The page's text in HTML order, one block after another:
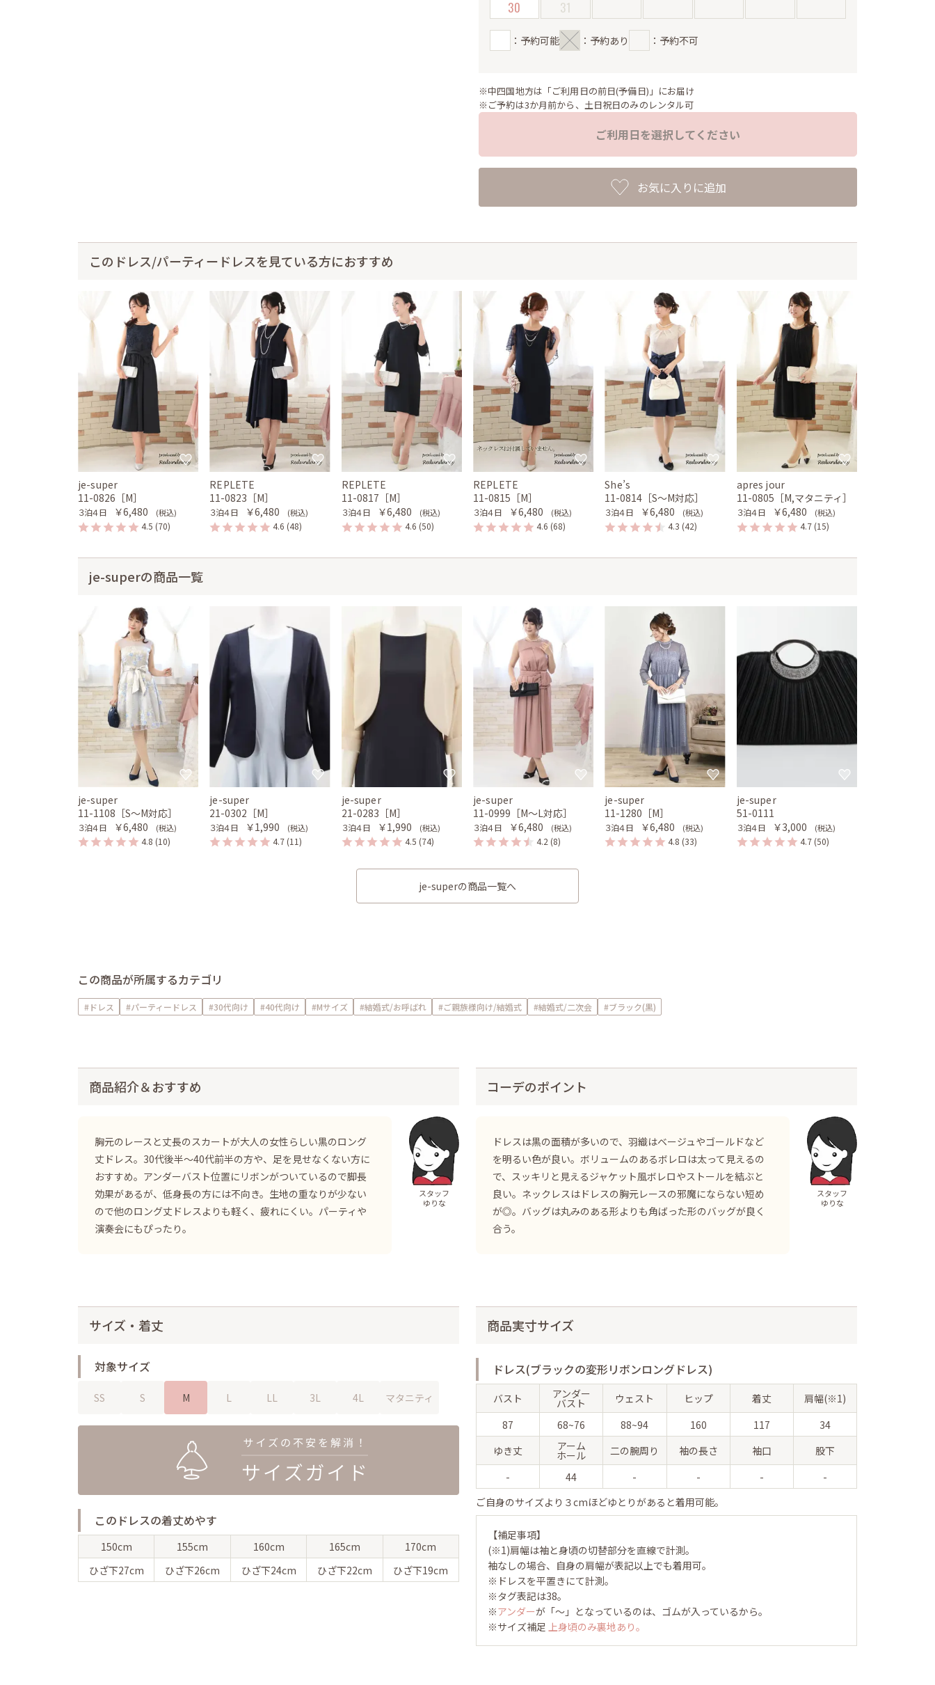
30
31
：予約可能 ：予約あり ：予約不可
※中四国地方は「ご利用日の前日(予備日)」にお届け
※ご予約は3か月前から、土日祝日のみのレンタル可
ご利用日を選択してください
お気に入りに追加
このドレス/パーティードレスを見ている方におすすめ
je-super
11-0826［M］
３泊４日 ￥6,480 (税込)
4.5 (70)
REPLETE
11-0823［M］
３泊４日 ￥6,480 (税込)
4.6 (48)
REPLETE
11-0817［M］
３泊４日 ￥6,480 (税込)
4.6 (50)
REPLETE
11-0815［M］
３泊４日 ￥6,480 (税込)
4.6 (68)
She’s
11-0814［S〜M対応］
３泊４日 ￥6,480 (税込)
4.3 (42)
apres jour
11-0805［M,マタニティ］
３泊４日 ￥6,480 (税込)
4.7 (15)
je-superの商品一覧
je-super
11-1108［S〜M対応］
３泊４日 ￥6,480 (税込)
4.8 (10)
je-super
21-0302［M］
３泊４日 ￥1,990 (税込)
4.7 (11)
je-super
21-0283［M］
３泊４日 ￥1,990 (税込)
4.5 (74)
je-super
11-0999［M〜L対応］
３泊４日 ￥6,480 (税込)
4.2 (8)
je-super
11-1280［M］
３泊４日 ￥6,480 (税込)
4.8 (33)
je-super
51-0111
３泊４日 ￥3,000 (税込)
4.7 (50)
je-superの商品一覧へ
この商品が所属するカテゴリ
#ドレス #パーティードレス #30代向け #40代向け #Mサイズ #結婚式/お呼ばれ #ご親族様向け/結婚式 #結婚式/二次会 #ブラック(黒)
商品紹介＆おすすめ
胸元のレースと丈長のスカートが大人の女性らしい黒のロング
丈ドレス。30代後半～40代前半の方や、足を見せなくない方に
おすすめ。アンダーバスト位置にリボンがついているので脚長
効果があるが、低身長の方には不向き。生地の重なりが少ない
ので他のロング丈ドレスよりも軽く、疲れにくい。パーティや
演奏会にもぴったり。
スタッフ
ゆりな
コーデのポイント
ドレスは黒の面積が多いので、羽織はベージュやゴールドなど
を明るい色が良い。ボリュームのあるボレロは太って見えるの
で、スッキリと見えるジャケット風ボレロやストールを結ぶと
良い。ネックレスはドレスの胸元レースの邪魔にならない短め
が◎。バッグは丸みのある形よりも角ばった形のバッグが良く
合う。
スタッフ
ゆりな
サイズ・着丈
対象サイズ
SS S M L LL 3L 4L マタニティ
このドレスの着丈めやす
150cm 155cm 160cm 165cm
170cm
ひざ下27cm ひざ下26cm ひざ下24cm ひざ下22cm ひざ下19cm
商品実寸サイズ
ドレス(ブラックの変形リボンロングドレス)
バスト アンダー
バスト ウェスト ヒップ 着丈
肩幅(※1)
87
68~76 88~94 160 117
34
ゆき丈
アーム
ホール 二の腕周り 袖の長さ 袖口
股下
-
44 - - -
-
ご自身のサイズより３cmほどゆとりがあると着用可能。
【補足事項】
(※1)肩幅は袖と身頃の切替部分を直線で計測。
袖なしの場合、自身の肩幅が表記以上でも着用可。
※ドレスを平置きにて計測。
※タグ表記は38。
※アンダーが「～」となっているのは、ゴムが入っているから。
※サイズ補足 上身頃のみ裏地あり。